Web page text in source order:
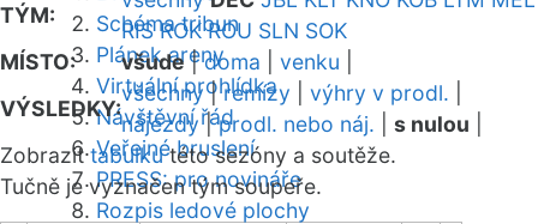
Schéma tribun
Plánek areny
Virtuální prohlídka
Návštěvní řád
Veřejné bruslení
PRESS: pro novináře
Rozpis ledové plochy
TÝM:
RIS ROK ROU SLN SOK
MÍSTO:
všude|doma venku
VÝSLEDKY:
všechny|remízy výhry v prodl.
nájezdy|prodl. nebo náj. s nulou
Zobrazittabulkutéto sezóny a soutěže.
Tučně je vyznačen tým soupeře.